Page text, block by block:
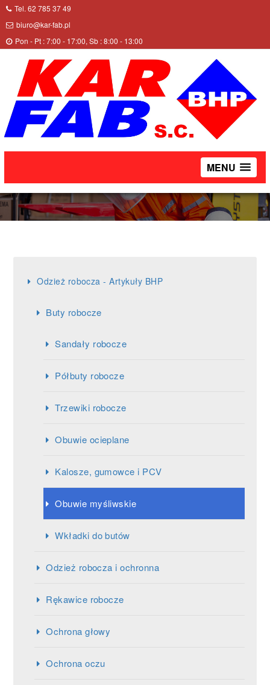
Tel. 62 785 37 49
biuro@kar-fab.pl
Pon - Pt : 7:00 - 17:00, Sb : 8:00 - 13:00
MENU
PÓŁBUTY DEMAR REST DX
Odzież robocza - Artykuły BHP
Buty robocze
Sandały robocze
Półbuty robocze
Trzewiki robocze
Obuwie ocieplane
Kalosze, gumowce i PCV
Obuwie myśliwskie
Wkładki do butów
Odzież robocza i ochronna
Rękawice robocze
Ochrona głowy
Ochrona oczu